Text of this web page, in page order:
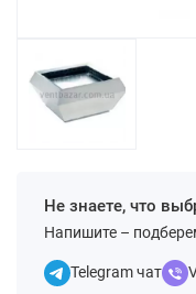
Не знаете, что
Напишите –
Telegram чат